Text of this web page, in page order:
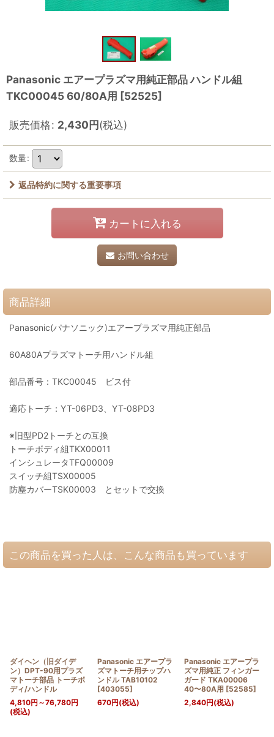
Panasonic エアープラズマ用純正部品 ハンドル組
TKC00045 60/80A用 [52525]
販売価格: 2,430円(税込)
数量:
返品特約に関する重要事項
カートに入れる
お問い合わせ
商品詳細
Panasonic(パナソニック)エアープラズマ用純正部品
60A80Aプラズマトーチ用ハンドル組
部品番号：TKC00045 ビス付
適応トーチ：YT-06PD3、YT-08PD3
※旧型PD2トーチとの互換
トーチボディ組TKX00011
インシュレータTFQ00009
スイッチ組TSX00005
防塵カバーTSK00003 とセットで交換
この商品を買った人は、こんな商品も買っています
ダイヘン（旧ダイデ
ン）DPT-90用プラズ
マトーチ部品 トーチボ
ディ/ハンドル
4,810円 ～76,780円
(税込)
Panasonic エアープラ
ズマトーチ用チップハ
ンドル TAB10102
[403055]
670円(税込)
Panasonic エアープラ
ズマ用純正 フィンガー
ガード TKA00006
40〜80A用 [52585]
2,840円(税込)